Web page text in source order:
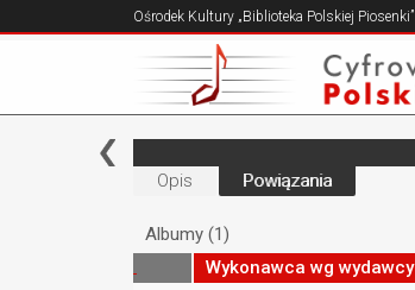
Ośrodek Kultury „Biblioteka Polskiej Piosenki”
Opis Powiązania
Albumy (1)
Wykonawca wg wydawcy